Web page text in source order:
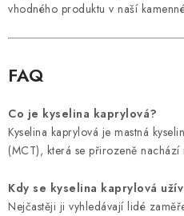
vhodného produktu v naší
FAQ
Co je kyselina kaprylová?
Kyselina kaprylová je mastná
(MCT), která se přirozeně
Kdy se kyselina kaprylová
Nejčastěji ji vyhledávají lidé